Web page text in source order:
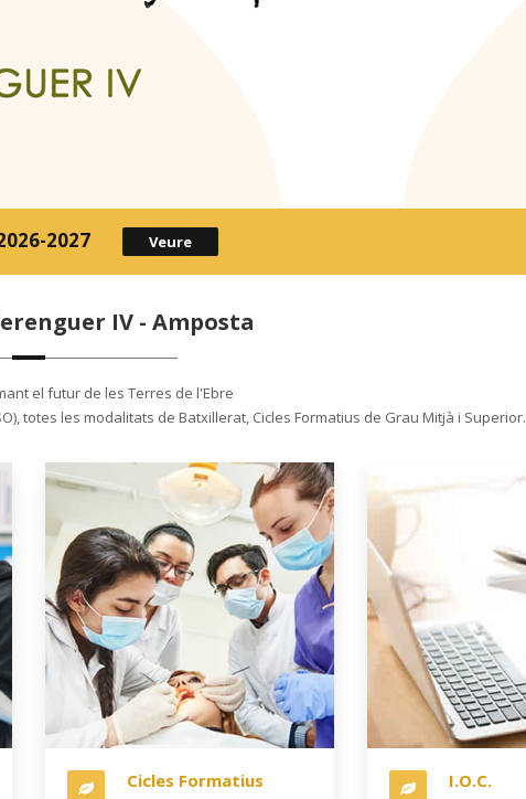
2027 Veure
IV - Amposta
el futur de les Terres de l'Ebre
totes les modalitats de Batxillerat, Cicles Formatius de Grau Mitjà i Superior.
Cicles Formatius I.O.C.